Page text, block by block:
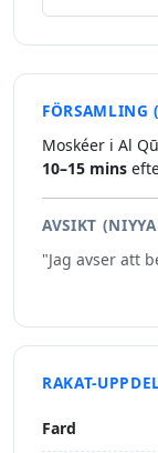
FÖRSAMLING
Moskéer i Al
10–15 mins
AVSIKT
"Jag avser att
RAKAT-
Fard